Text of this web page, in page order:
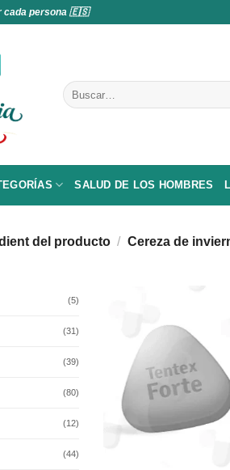
cada persona 🇪🇸
Buscar
por:
SALUD DE LOS HOMBRES
del producto / Cereza de
(5)
(31)
(39)
(80)
(12)
(44)